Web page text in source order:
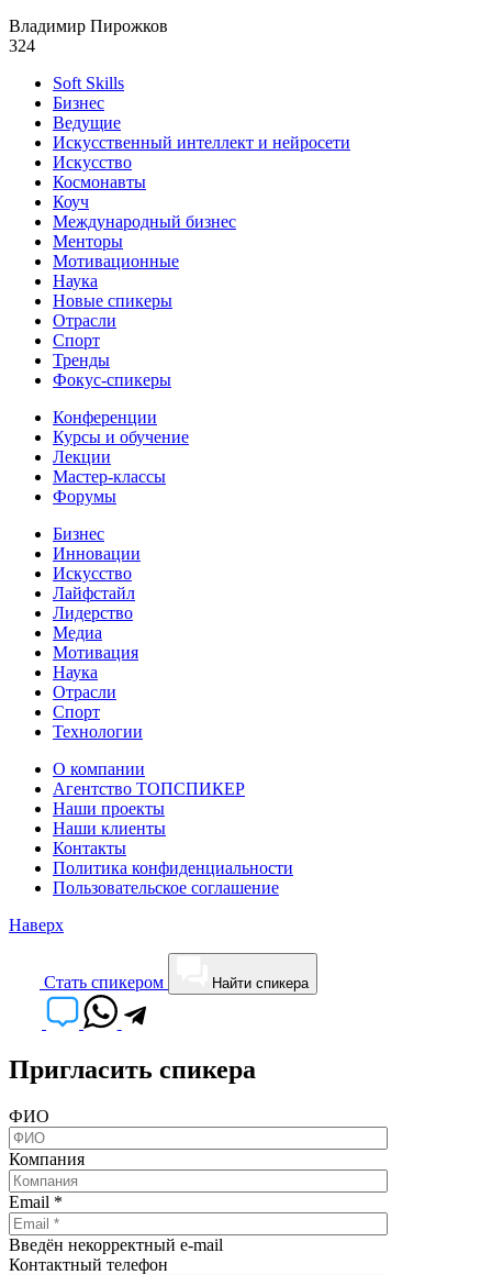
Владимир Пирожков
324
Soft Skills
Бизнес
Ведущие
Искусственный интеллект и нейросети
Искусство
Космонавты
Коуч
Международный бизнес
Менторы
Мотивационные
Наука
Новые спикеры
Отрасли
Спорт
Тренды
Фокус-спикеры
Конференции
Курсы и обучение
Лекции
Мастер-классы
Форумы
Бизнес
Инновации
Искусство
Лайфстайл
Лидерство
Медиа
Мотивация
Наука
Отрасли
Спорт
Технологии
О компании
Агентство ТОПСПИКЕР
Наши проекты
Наши клиенты
Контакты
Политика конфиденциальности
Пользовательское соглашение
Наверх
Cтать спикером Найти спикера
Пригласить спикера
ФИО
Компания
Email *
Введён некорректный e-mail
Контактный телефон